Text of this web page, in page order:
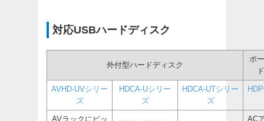
対応USBハードディスク
外付型ハードディスク
ポ
AVHD-UVシリー
ズ
HDCA-Uシリー
ズ
HDCA-UTシリー
ズ
AVラックにピッ
AC